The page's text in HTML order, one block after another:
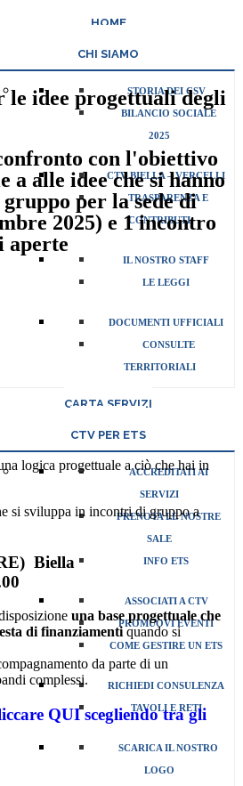
HOME
CHI SIAMO
STORIA DEI CSV
BILANCIO SOCIALE
2025
CTV BIELLA – VERCELLI
TRASPARENZA E
CONTRIBUTI
IL NOSTRO STAFF
LE LEGGI
DOCUMENTI UFFICIALI
CONSULTE
TERRITORIALI
CARTA SERVIZI
CTV PER ETS
ACCREDITATI AI
SERVIZI
PRENOTA LE NOSTRE
SALE
INFO ETS
ASSOCIATI A CTV
PROMUOVI EVENTI
COME GESTIRE UN ETS
RICHIEDI CONSULENZA
TAVOLI E RETI
SCARICA IL NOSTRO
LOGO
idee progettuali degli
con l'obiettivo
a alle idee che si hanno
per la sede di
2025) e 1 incontro
aperte
logica progettuale a ciò che hai in
si sviluppa in incontri di gruppo a
Biella
una base progettuale che
di finanziamentiquando si
da parte di un
complessi.
QUI scegliendo tra gli